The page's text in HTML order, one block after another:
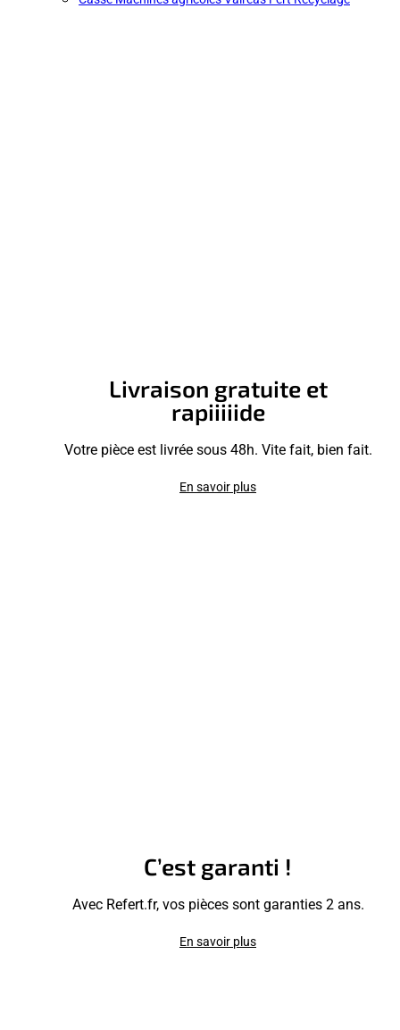
Livraison gratuite et
rapiiiiide
Votre pièce est livrée sous 48h. Vite fait, bien fait.
En savoir plus
C’est garanti !
Avec Refert.fr, vos pièces sont garanties 2 ans.
En savoir plus